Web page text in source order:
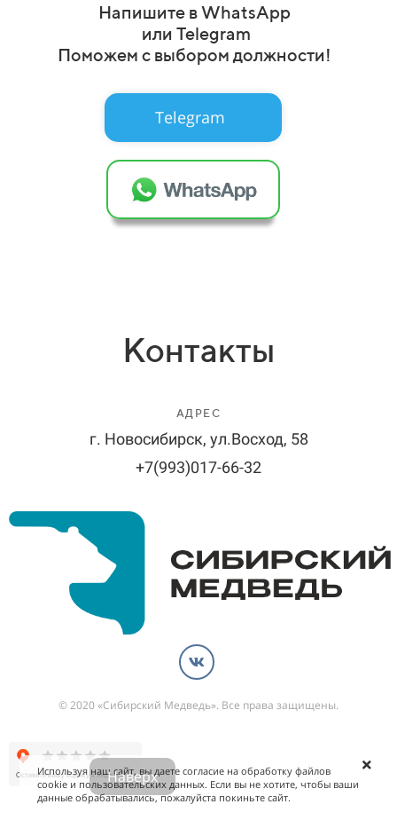
Напишите в WhatsApp
или Telegram
Поможем с выбором должности!
Telegram
Контакты
АДРЕС
г. Новосибирск, ул.Восход, 58
+7(993)017-66-32
© 2020 «Сибирский Медведь». Все права защищены.
Наверх
Используя наш сайт, вы даете согласие на обработку файлов
cookie и пользовательских данных. Если вы не хотите, чтобы ваши
данные обрабатывались, пожалуйста покиньте сайт.